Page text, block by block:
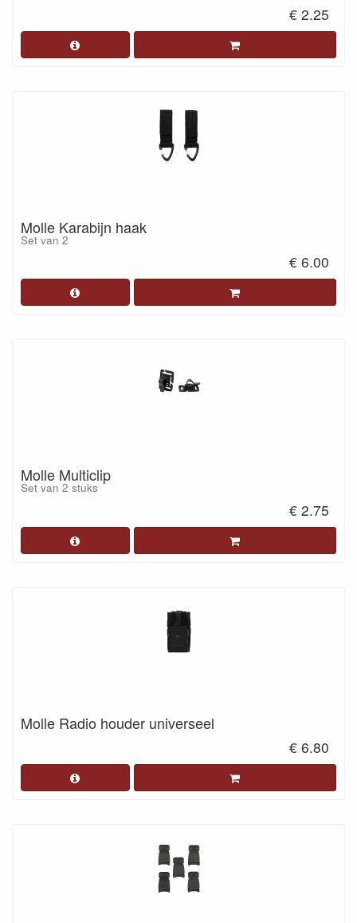
€ 2.25
Molle Karabijn haak
Set van 2
€ 6.00
Molle Multiclip
Set van 2 stuks
€ 2.75
Molle Radio houder universeel
€ 6.80